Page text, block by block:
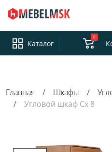
Каталог
0
Главная Шкафы
Угловой шкаф Сх 8